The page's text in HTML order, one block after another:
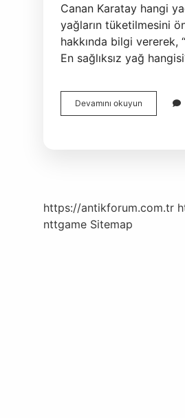
Canan Karatay hangi
yağların tüketilmesini
hakkında bilgi vererek,
En sağlıksız yağ
Devamını okuyun
Sağlıklı
https://antikforum.com.tr
nttgame Sitemap